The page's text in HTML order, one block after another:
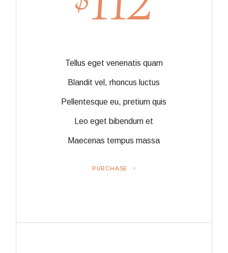
Tellus eget venenatis quam
Blandit vel, rhoncus luctus
Pellentesque eu, pretium quis
Leo eget bibendum et
Maecenas tempus massa
PURCHASE